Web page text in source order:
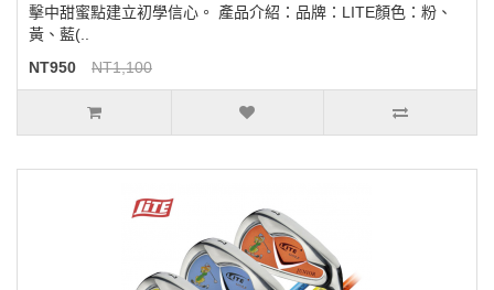
擊中甜蜜點建立初學信心。 產品介紹：品牌：LITE顏色：粉、
黃、藍(..
NT950
NT1,100